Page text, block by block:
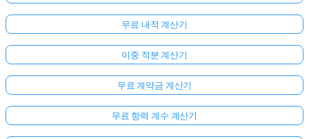
무료 내적 계산기
이중 적분 계산기
무료 계약금 계산기
무료 항력 계수 계산기